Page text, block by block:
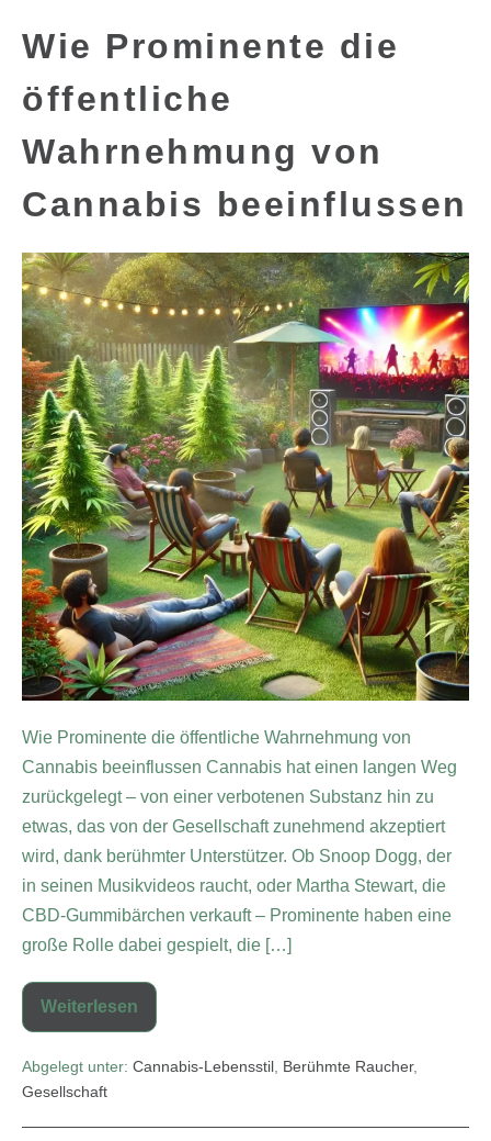
Wie Prominente die
öffentliche
Wahrnehmung von
Cannabis beeinflussen
Wie Prominente die öffentliche Wahrnehmung von
Cannabis beeinflussen Cannabis hat einen langen Weg
zurückgelegt – von einer verbotenen Substanz hin zu
etwas, das von der Gesellschaft zunehmend akzeptiert
wird, dank berühmter Unterstützer. Ob Snoop Dogg, der
in seinen Musikvideos raucht, oder Martha Stewart, die
CBD-Gummibärchen verkauft – Prominente haben eine
große Rolle dabei gespielt, die […]
Weiterlesen
Abgelegt unter: Cannabis-Lebensstil Berühmte Raucher,
Gesellschaft